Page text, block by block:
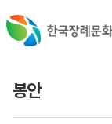
봉안